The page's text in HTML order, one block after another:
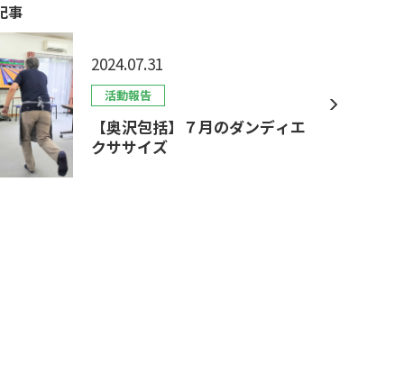
事
2024.07.31
活動報告
【奥沢包括】７月のダンディエ
クササイズ